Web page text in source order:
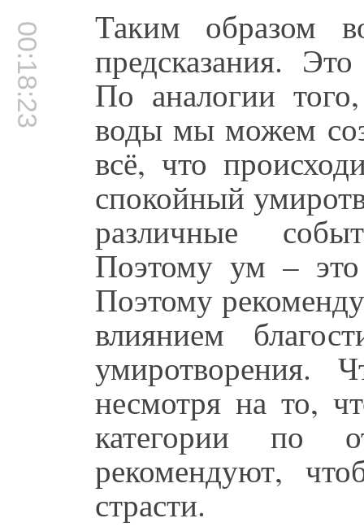
00:18:23 Таким образом
предсказания.
По аналогии
воды мы можем
всё, что
спокойный
различные
Поэтому ум –
Поэтому
влиянием
умиротворения.
несмотря на то,
категории по
рекомендуют,
страсти.